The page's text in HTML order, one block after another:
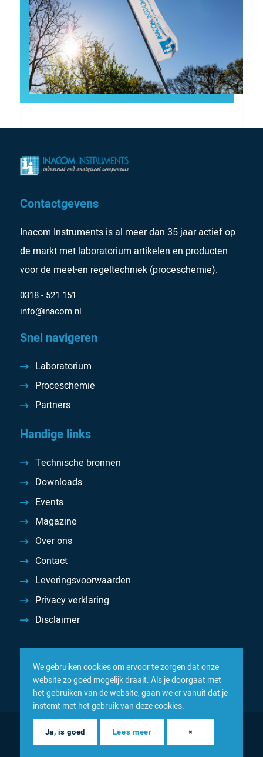
Contactgevens
Inacom Instruments is al meer dan 35 jaar actief op
de markt met laboratorium artikelen en producten
voor de meet-en regeltechniek (proceschemie).
0318 - 521 151
info@inacom.nl
Snel navigeren
Laboratorium
Proceschemie
Partners
Handige links
Technische bronnen
Downloads
Events
Magazine
Over ons
Contact
Leveringsvoorwaarden
Privacy verklaring
Disclaimer
© 2026 Inacom — Sterk in spareparts, consumables en
componenten
We gebruiken cookies om ervoor te zorgen dat onze
website zo goed mogelijk draait. Als je doorgaat met
het gebruiken van de website, gaan we er vanuit dat je
instemt met het gebruik van deze cookies.
Ja, is goed Lees meer ×